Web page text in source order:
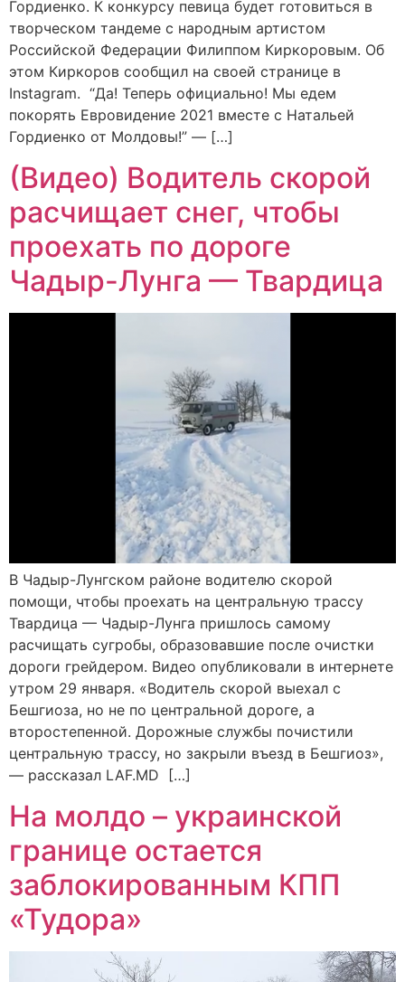
Гордиенко. К конкурсу певица будет готовиться в
творческом тандеме с народным артистом
Российской Федерации Филиппом Киркоровым. Об
этом Киркоров сообщил на своей странице в
Instagram. “Да! Теперь официально! Мы едем
покорять Евровидение 2021 вместе с Натальей
Гордиенко от Молдовы!” — […]
(Видео) Водитель скорой
расчищает снег, чтобы
проехать по дороге
Чадыр-Лунга — Твардица
В Чадыр-Лунгском районе водителю скорой
помощи, чтобы проехать на центральную трассу
Твардица — Чадыр-Лунга пришлось самому
расчищать сугробы, образовавшие после очистки
дороги грейдером. Видео опубликовали в интернете
утром 29 января. «Водитель скорой выехал с
Бешгиоза, но не по центральной дороге, а
второстепенной. Дорожные службы почистили
центральную трассу, но закрыли въезд в Бешгиоз»,
— рассказал LAF.MD […]
На молдо – украинской
границе остается
заблокированным КПП
«Тудора»